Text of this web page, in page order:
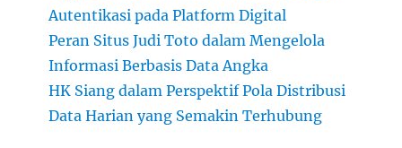
Autentikasi pada Platform Digital
Peran Situs Judi Toto dalam Mengelola
Informasi Berbasis Data Angka
HK Siang dalam Perspektif Pola Distribusi
Data Harian yang Semakin Terhubung